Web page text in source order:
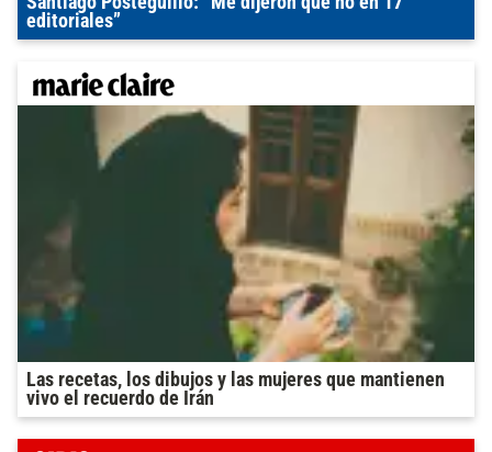
editoriales”
Las recetas, los dibujos y las mujeres que mantienen
vivo el recuerdo de Irán